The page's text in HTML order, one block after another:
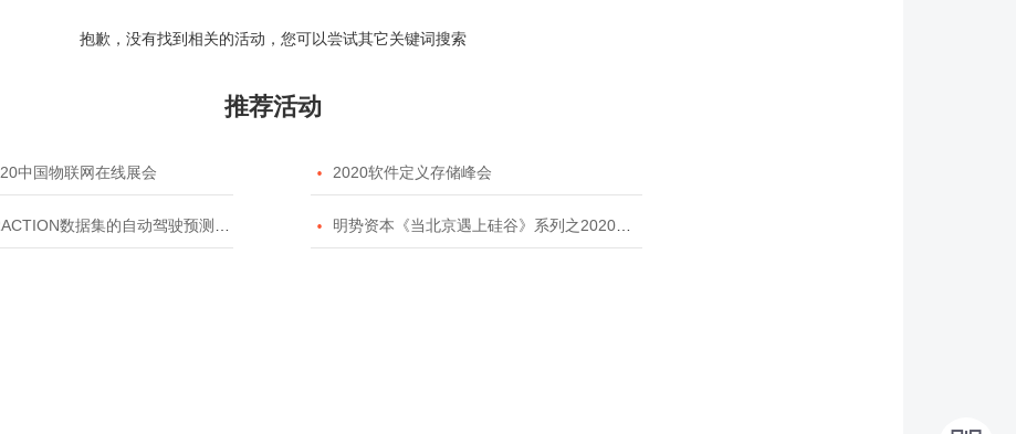
抱歉，没有找到相关的活动，您可以尝试其它关键词搜索
推荐活动
中国物联网在线展会  2020软件定义存储峰会
数据集的自动驾驶预测模型挑战赛  明势资本《当北京遇上硅谷》系列之2020年度开源峰会